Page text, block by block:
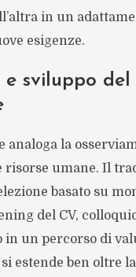
in un
esigenze.
e sviluppo del
analoga la
risorse umane. Il
basato su
del CV,
in un percorso di
estende ben oltre